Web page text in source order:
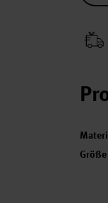
Größe